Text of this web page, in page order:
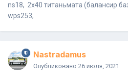
ns18, 2x40 титаньмата (балансир
wps253,
Nastradamus
Опубликовано 26 июля, 2021